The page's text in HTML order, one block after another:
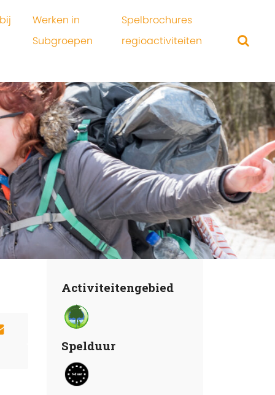
Werken in
Subgroepen
Spelbrochures
regioactiviteiten
Activiteitengebied
Spelduur